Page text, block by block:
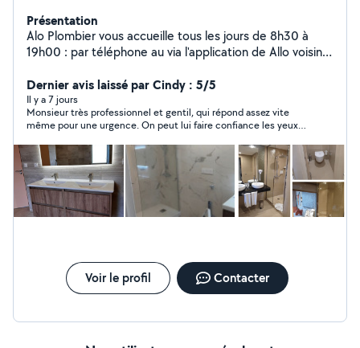
Présentation
Alo Plombier vous accueille tous les jours de 8h30 à
19h00 : par téléphone au via l'application de Allo voisin
rénovation et le neuf et service d'urgence -
Interventions de débouchage de canalisations (évier
toilette évacuation machine a laver..) -Détection et
passage de caméra endoscopie et caméra thermique
et réparation tout type de fuite (même lles non visible)
-Passage de traceur pour avoir la position exacte du
bouchage Installation Changement et réparation des
toilettes ( WC suspendu WC posés au sol système de
chasse d'eau ..) Installation Changement et réparation
bac de douche baignoire. -Création de salle de bain clé
en main pose tout types de receveur création de
douche a l'italienne pose de cuisine rénovation et neuf. -
chaude
Dernier avis laissé par Cindy : 5/5
Il y a 7 jours
Monsieur très professionnel et gentil, qui répond assez vite
même pour une urgence. On peut lui faire confiance les yeux
canalisation de la cuisine. Tarif très abordable surtout pour les
petits revenu. Encore un Grand merci !
Voir le profil Contacter